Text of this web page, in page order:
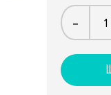
-